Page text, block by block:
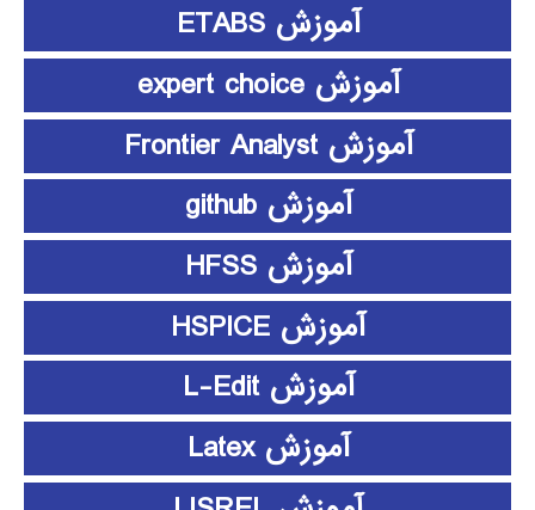
آموزش ETABS
آموزش expert choice
آموزش Frontier Analyst
آموزش github
آموزش HFSS
آموزش HSPICE
آموزش L-Edit
آموزش Latex